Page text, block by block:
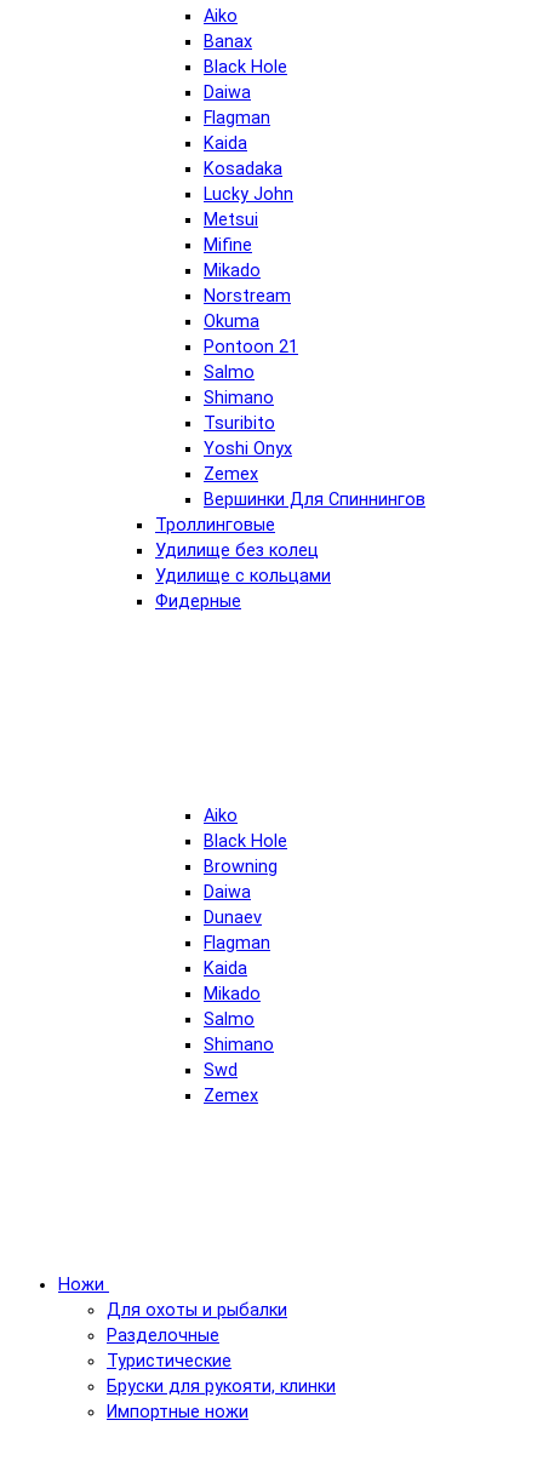
Aiko
Banax
Black Hole
Daiwa
Flagman
Kaida
Kosadaka
Lucky John
Metsui
Mifine
Mikado
Norstream
Okuma
Pontoon 21
Salmo
Shimano
Tsuribito
Yoshi Onyx
Zemex
Вершинки Для Спиннингов
Троллинговые
Удилище без колец
Удилище с кольцами
Фидерные
Aiko
Black Hole
Browning
Daiwa
Dunaev
Flagman
Kaida
Mikado
Salmo
Shimano
Swd
Zemex
Ножи
Для охоты и рыбалки
Разделочные
Туристические
Бруски для рукояти, клинки
Импортные ножи